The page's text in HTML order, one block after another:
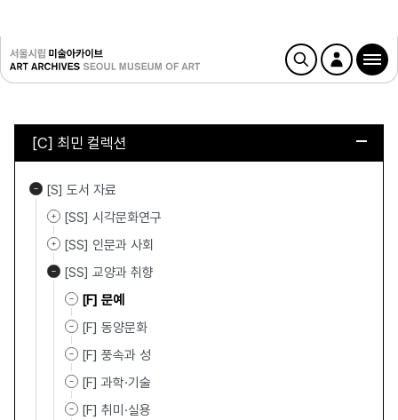
[C] 최민 컬렉션
[S] 도서 자료
[SS] 시각문화연구
[SS] 인문과 사회
[SS] 교양과 취향
[F] 문예
[F] 동양문화
[F] 풍속과 성
[F] 과학·기술
[F] 취미·실용